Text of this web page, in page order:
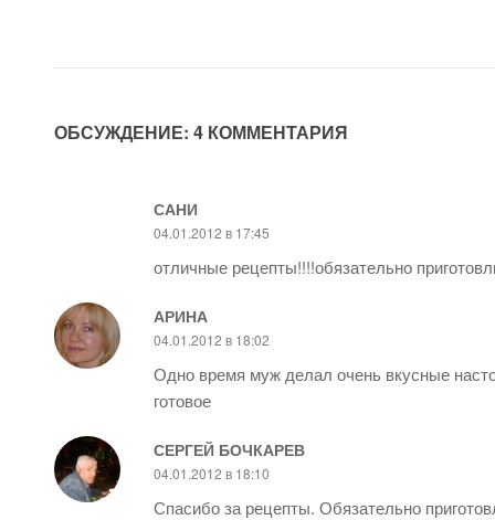
ОБСУЖДЕНИЕ: 4 КОММЕНТАРИЯ
САНИ
04.01.2012 в 17:45
отличные рецепты!!!!обязательно
АРИНА
04.01.2012 в 18:02
Одно время муж делал очень вкусные
готовое
СЕРГЕЙ БОЧКАРЕВ
04.01.2012 в 18:10
Спасибо за рецепты. Обязательно